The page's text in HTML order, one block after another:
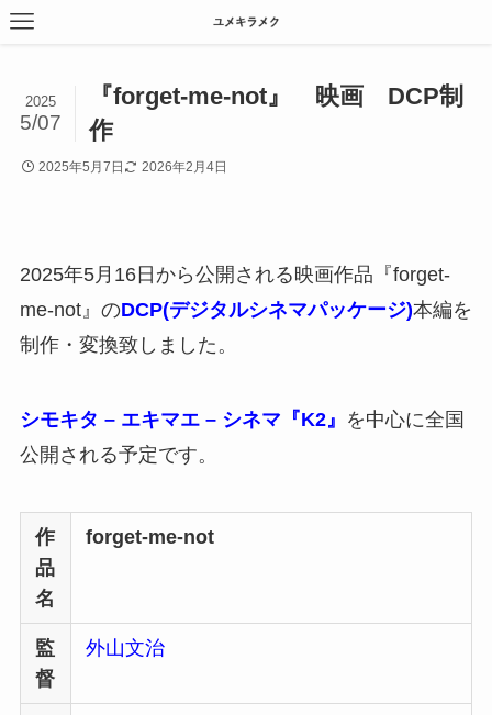
『forget-me-not』 映画 DCP制
作
2025
5/07
2025年5月7日 2026年2月4日
2025年5月16日から公開される映画作品『forget-
me-not』のDCP(デジタルシネマパッケージ)本編を
制作・変換致しました。
シモキタ – エキマエ – シネマ『K2』 を中心に全国
公開される予定です。
作
品
名
forget-me-not
監
督
外山文治